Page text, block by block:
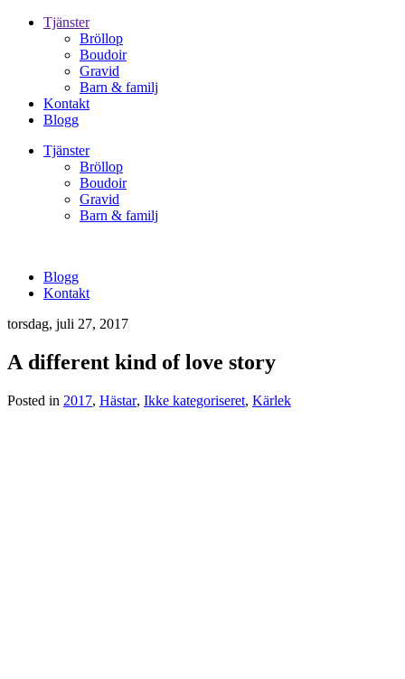
Tjänster
Bröllop
Boudoir
Gravid
Barn & familj
Kontakt
Blogg
Tjänster
Bröllop
Boudoir
Gravid
Barn & familj
Blogg
Kontakt
torsdag, juli 27, 2017
A different kind of love story
Posted in 2017, Hästar, Ikke kategoriseret, Kärlek